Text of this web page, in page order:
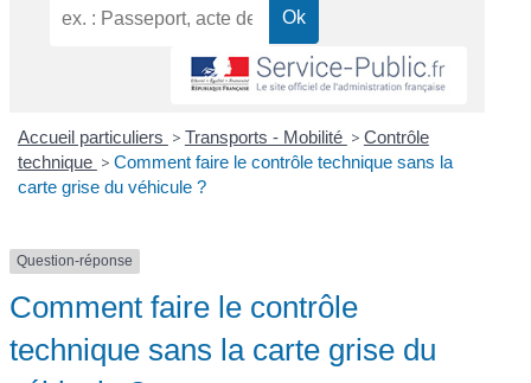
Accueil particuliers > Transports - Mobilité > Contrôle
technique > Comment faire le contrôle technique sans la
carte grise du véhicule ?
Question-réponse
Comment faire le contrôle
technique sans la carte grise du